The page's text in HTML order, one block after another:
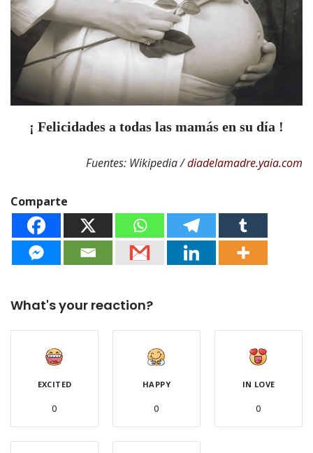
¡ Felicidades a todas las mamás en su día !
Fuentes: Wikipedia /diadelamadre.yaia.com
Comparte
What's your reaction?
EXCITED
0
HAPPY
0
IN LOVE
0